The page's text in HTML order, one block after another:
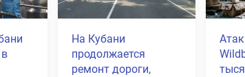
снизилась
за
На Кубани собрали
более 4 тысяч тонн
яблок в рамках